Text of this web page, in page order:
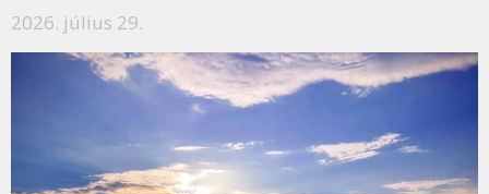
2026. július 29.